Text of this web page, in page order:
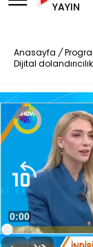
YAYIN
Anasayfa /
Dijital
Süre
0:00
Yüklendi:
1.81%